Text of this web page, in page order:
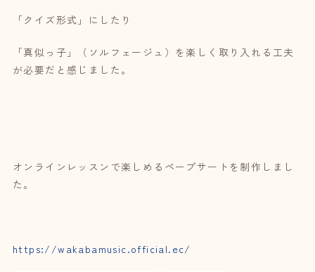
「クイズ形式」にしたり
「真似っ子」（ソルフェージュ）を楽しく取り入れる工夫
が必要だと感じました。
オンラインレッスンで楽しめるペープサートを制作しまし
た。
https://wakabamusic.official.ec/